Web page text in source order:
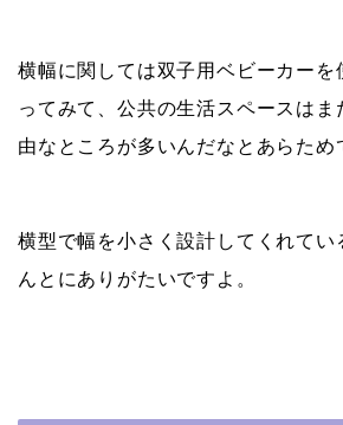
横幅に関しては双子用ベビーカーを
ってみて、公共の生活スペースはま
由なところが多いんだなとあらため
横型で幅を小さく設計してくれてい
んとにありがたいですよ。